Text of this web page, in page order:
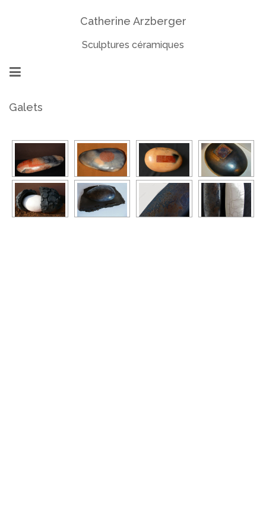
Catherine Arzberger
Sculptures céramiques
Galets